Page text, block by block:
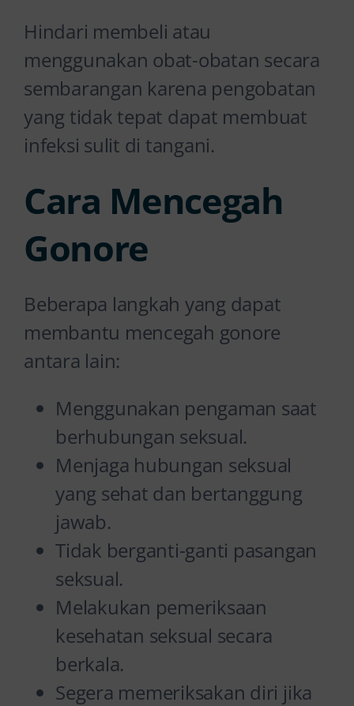
Hindari membeli atau
menggunakan obat-obatan secara
sembarangan karena pengobatan
yang tidak tepat dapat membuat
infeksi sulit di tangani.
Cara Mencegah
Gonore
Beberapa langkah yang dapat
membantu mencegah gonore
antara lain:
Menggunakan pengaman saat
berhubungan seksual.
Menjaga hubungan seksual
yang sehat dan bertanggung
jawab.
Tidak berganti-ganti pasangan
seksual.
Melakukan pemeriksaan
kesehatan seksual secara
berkala.
Segera memeriksakan diri jika